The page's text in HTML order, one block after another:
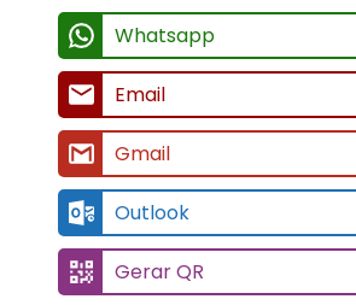
Whatsapp
Email
Gmail
Outlook
Gerar QR